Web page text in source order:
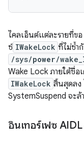
ไคลเอ็นต์แต่ละรายที่ข
ซ์ IWakeLock ที่ไม่ซ้ำ
/sys/power/
Wake Lock ภายใต้ชื่
IWakeLock สิ้นสุดลง
SystemSuspend จะล้
อินเทอร์เฟซ